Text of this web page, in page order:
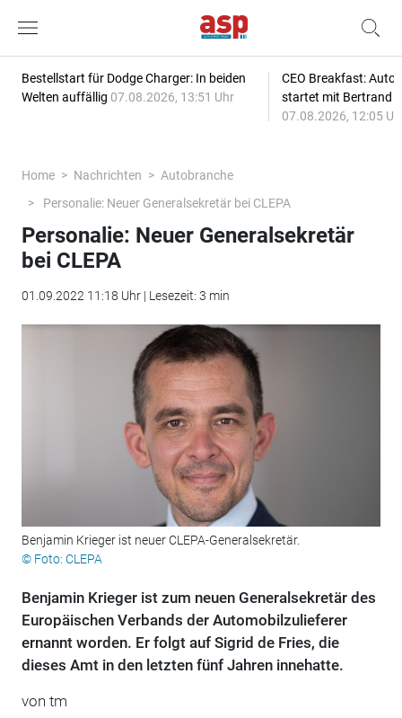
Bestellstart für Dodge Charger: In beiden
Welten auffällig 07.08.2026, 13:51 Uhr
CEO Breakfast:
startet mit Bertrand
07.08.2026, 12:05
Home Nachrichten
Autobranche
Personalie: Neuer Generalsekretär bei CLEPA
Personalie: Neuer Generalsekretär
bei CLEPA
01.09.2022 11:18 Uhr | Lesezeit: 3 min
Benjamin Krieger ist neuer CLEPA-Generalsekretär.
© Foto: CLEPA
Benjamin Krieger ist zum neuen Generalsekretär des
Europäischen Verbands der Automobilzulieferer
ernannt worden. Er folgt auf Sigrid de Fries, die
dieses Amt in den letzten fünf Jahren innehatte.
von tm